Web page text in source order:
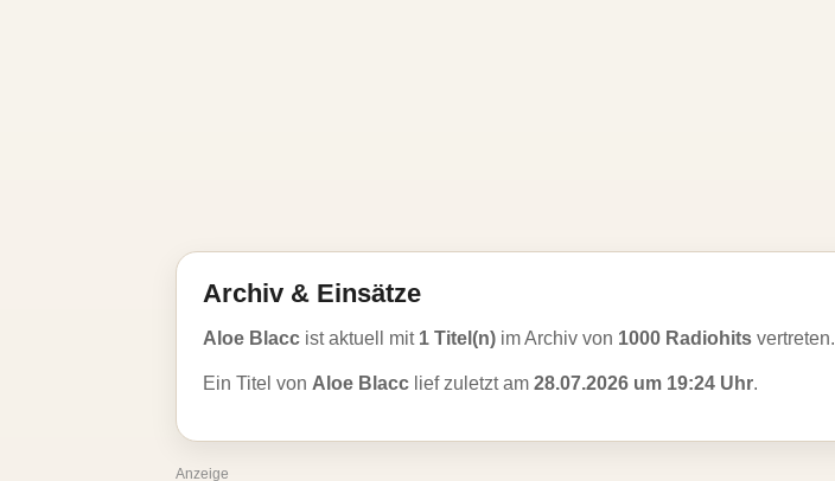
Archiv & Einsätze
Aloe Blacc ist aktuell mit 1 Titel(n) im Archiv von 1000 Radiohits vertreten.
Ein Titel von Aloe Blacc lief zuletzt am 28.07.2026 um 19:24 Uhr.
Anzeige